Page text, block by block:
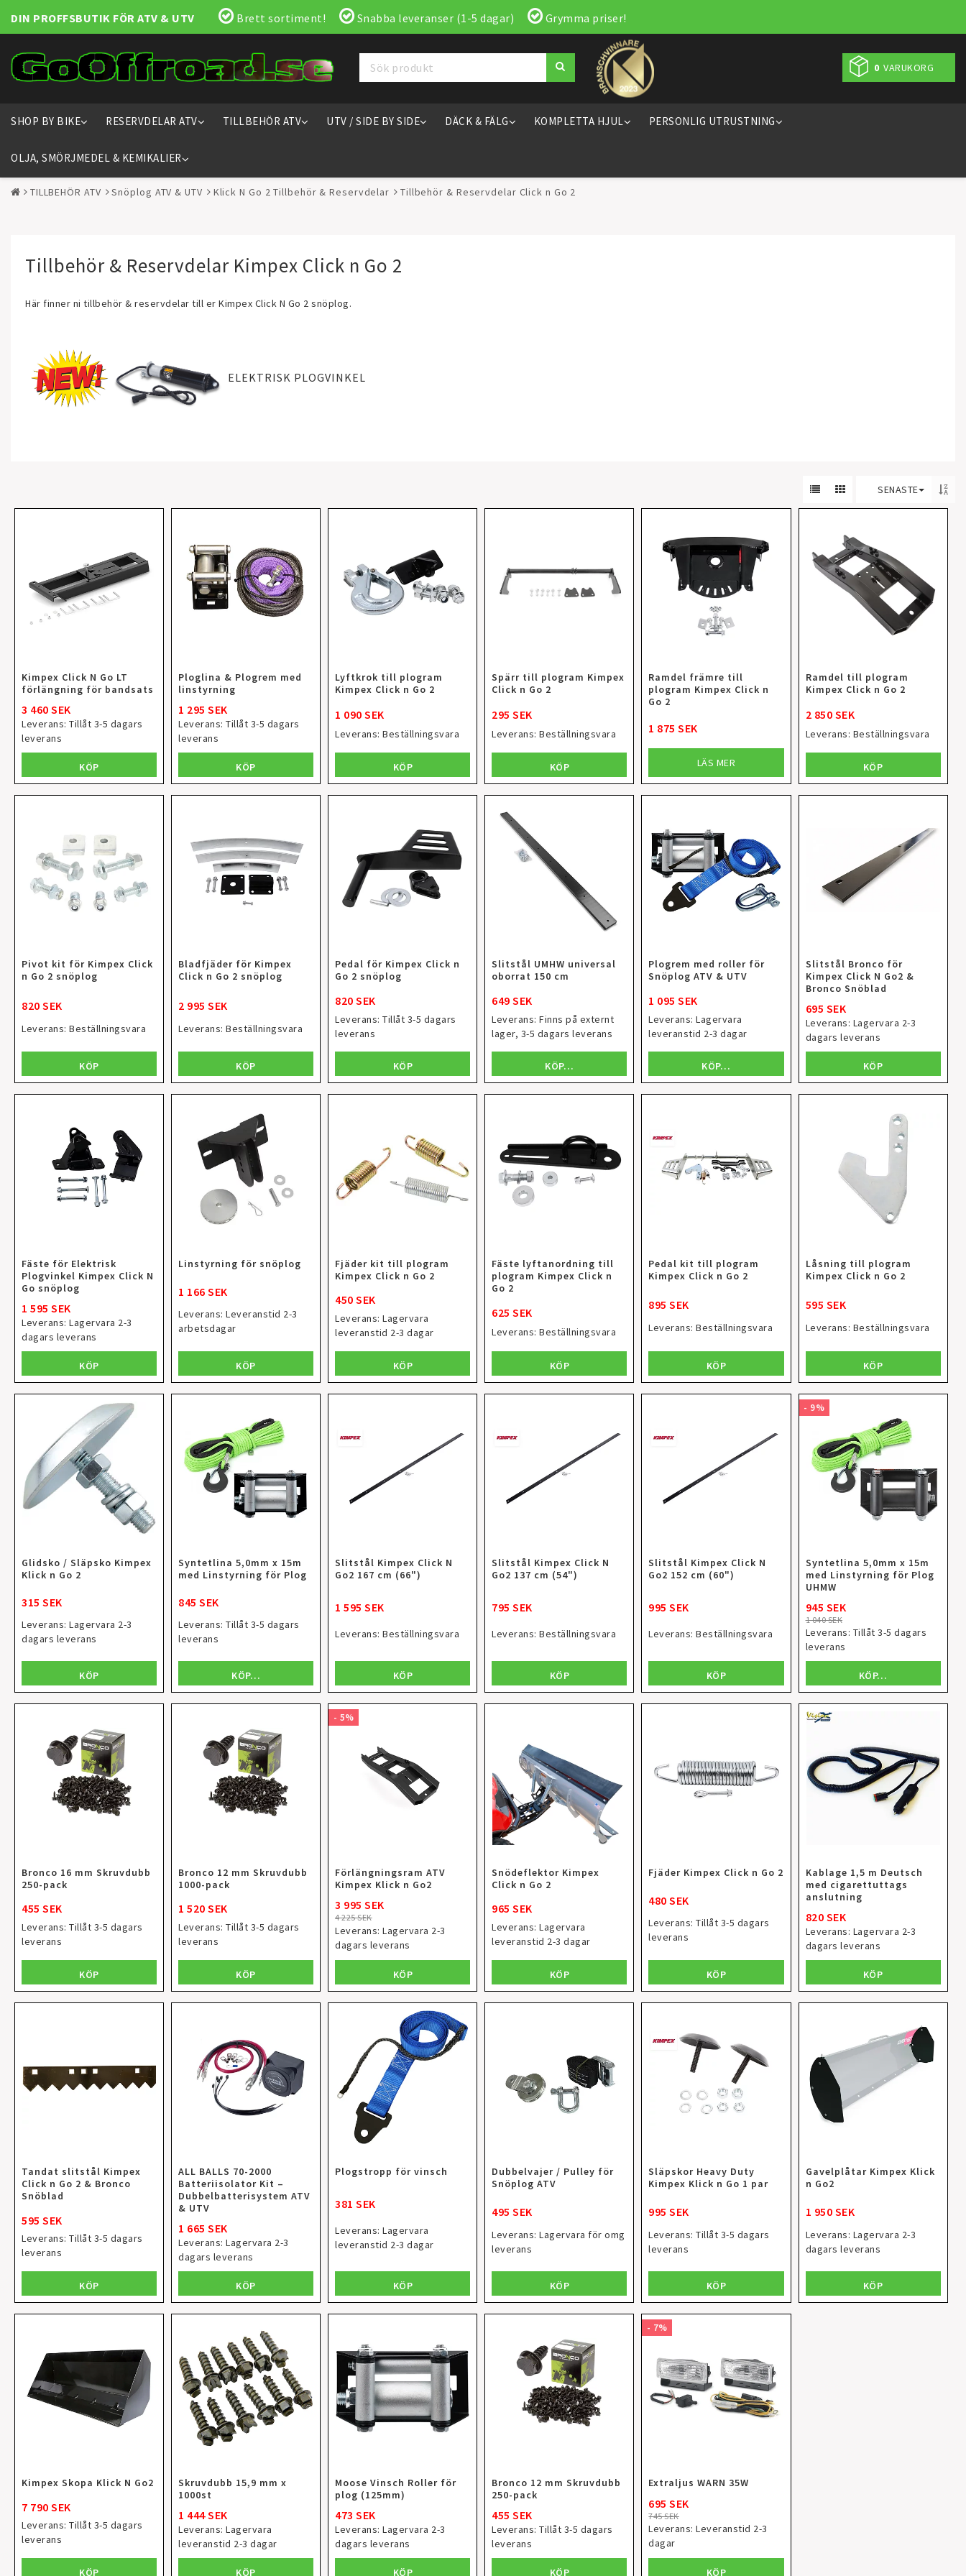
DIN PROFFSBUTIK FÖR ATV & UTV Brett sortiment! Snabba leveranser (1-5 dagar) Grymma priser!
0 VARUKORG
SHOP BY BIKE RESERVDELAR ATV TILLBEHÖR ATV UTV / SIDE BY SIDE DÄCK & FÄLG KOMPLETTA HJUL PERSONLIG UTRUSTNING
OLJA, SMÖRJMEDEL & KEMIKALIER
TILLBEHÖR ATV Snöplog ATV & UTV Klick N Go 2 Tillbehör & Reservdelar Tillbehör & Reservdelar Click n Go 2
Tillbehör & Reservdelar Kimpex Click n Go 2
Här finner ni tillbehör & reservdelar till er Kimpex Click N Go 2 snöplog.
ELEKTRISK PLOGVINKEL
SENASTE
Kimpex Click N Go LT
förlängning för bandsats
3 460 SEK
Leverans: Tillåt 3-5 dagars
leverans
KÖP
Ploglina & Plogrem med
linstyrning
1 295 SEK
Leverans:Tillåt 3-5 dagars
leverans
KÖP
Lyftkrok till plogram
Kimpex Click n Go 2
1 090 SEK
Leverans:Beställningsvara
KÖP
Spärr till plogram Kimpex
Click n Go 2
295 SEK
Leverans:Beställningsvara
KÖP
Ramdel främre till
plogram Kimpex Click n
Go 2
1 875 SEK
LÄS MER
Ramdel till plogram
Kimpex Click n Go 2
2 850 SEK
Leverans: Beställningsvara
KÖP
Pivot kit för Kimpex Click
n Go 2 snöplog
820 SEK
Leverans: Beställningsvara
KÖP
Bladfjäder för Kimpex
Click n Go 2 snöplog
2 995 SEK
Leverans:Beställningsvara
KÖP
Pedal för Kimpex Click n
Go 2 snöplog
820 SEK
Leverans:Tillåt 3-5 dagars
leverans
KÖP
Slitstål UMHW universal
oborrat 150 cm
649 SEK
Leverans:Finns på externt
lager, 3-5 dagars leverans
KÖP…
Plogrem med roller för
Snöplog ATV & UTV
1 095 SEK
Leverans:Lagervara
leveranstid 2-3 dagar
KÖP…
Slitstål Bronco för
Kimpex Click N Go2 &
Bronco Snöblad
695 SEK
Leverans: Lagervara 2-3
dagars leverans
KÖP
Fäste för Elektrisk
Plogvinkel Kimpex Click N
Go snöplog
1 595 SEK
Leverans: Lagervara 2-3
dagars leverans
KÖP
Linstyrning för snöplog
1 166 SEK
Leverans:Leveranstid 2-3
arbetsdagar
KÖP
Fjäder kit till plogram
Kimpex Click n Go 2
450 SEK
Leverans:Lagervara
leveranstid 2-3 dagar
KÖP
Fäste lyftanordning till
plogram Kimpex Click n
Go 2
625 SEK
Leverans:Beställningsvara
KÖP
Pedal kit till plogram
Kimpex Click n Go 2
895 SEK
Leverans:Beställningsvara
KÖP
Låsning till plogram
Kimpex Click n Go 2
595 SEK
Leverans: Beställningsvara
KÖP
Glidsko / Släpsko Kimpex
Klick n Go 2
315 SEK
Leverans: Lagervara 2-3
dagars leverans
KÖP
Syntetlina 5,0mm x 15m
med Linstyrning för Plog
845 SEK
Leverans:Tillåt 3-5 dagars
leverans
KÖP…
Slitstål Kimpex Click N
Go2 167 cm (66")
1 595 SEK
Leverans:Beställningsvara
KÖP
Slitstål Kimpex Click N
Go2 137 cm (54")
795 SEK
Leverans:Beställningsvara
KÖP
Slitstål Kimpex Click N
Go2 152 cm (60")
995 SEK
Leverans:Beställningsvara
KÖP
- 9%
Syntetlina 5,0mm x 15m
med Linstyrning för Plog
UHMW
1 040 SEK
945 SEK
Leverans: Tillåt 3-5 dagars
leverans
KÖP…
Bronco 16 mm Skruvdubb
250-pack
455 SEK
Leverans: Tillåt 3-5 dagars
leverans
KÖP
Bronco 12 mm Skruvdubb
1000-pack
1 520 SEK
Leverans:Tillåt 3-5 dagars
leverans
KÖP
- 5%
Förlängningsram ATV
Kimpex Klick n Go2
4 225 SEK
3 995 SEK
Leverans:Lagervara 2-3
dagars leverans
KÖP
Snödeflektor Kimpex
Click n Go 2
965 SEK
Leverans:Lagervara
leveranstid 2-3 dagar
KÖP
Fjäder Kimpex Click n Go 2
480 SEK
Leverans:Tillåt 3-5 dagars
leverans
KÖP
Kablage 1,5 m Deutsch
med cigarettuttags
anslutning
820 SEK
Leverans: Lagervara 2-3
dagars leverans
KÖP
Tandat slitstål Kimpex
Click n Go 2 & Bronco
Snöblad
595 SEK
Leverans: Tillåt 3-5 dagars
leverans
KÖP
ALL BALLS 70-2000
Batteriisolator Kit –
Dubbelbatterisystem ATV
& UTV
1 665 SEK
Leverans:Lagervara 2-3
dagars leverans
KÖP
Plogstropp för vinsch
381 SEK
Leverans:Lagervara
leveranstid 2-3 dagar
KÖP
Dubbelvajer / Pulley för
Snöplog ATV
495 SEK
Leverans:Lagervara för omg
leverans
KÖP
Släpskor Heavy Duty
Kimpex Klick n Go 1 par
995 SEK
Leverans:Tillåt 3-5 dagars
leverans
KÖP
Gavelplåtar Kimpex Klick
n Go2
1 950 SEK
Leverans: Lagervara 2-3
dagars leverans
KÖP
Kimpex Skopa Klick N Go2
7 790 SEK
Leverans: Tillåt 3-5 dagars
leverans
KÖP
Skruvdubb 15,9 mm x
1000st
1 444 SEK
Leverans:Lagervara
leveranstid 2-3 dagar
KÖP
Moose Vinsch Roller för
plog (125mm)
473 SEK
Leverans:Lagervara 2-3
dagars leverans
KÖP
Bronco 12 mm Skruvdubb
250-pack
455 SEK
Leverans:Tillåt 3-5 dagars
leverans
KÖP
- 7%
Extraljus WARN 35W
745 SEK
695 SEK
Leverans:Leveranstid 2-3
dagar
KÖP